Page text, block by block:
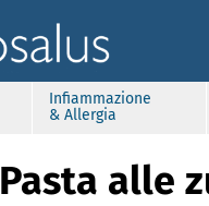
Infiammazione
& Allergia
Pasta alle